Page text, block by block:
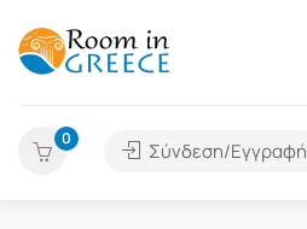
0
Σύνδεση/Εγγραφή